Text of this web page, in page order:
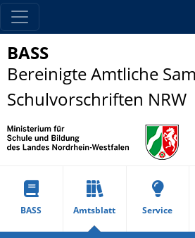
BASS
Bereinigte Amtliche
Schulvorschriften NRW
BASS Amtsblatt Service